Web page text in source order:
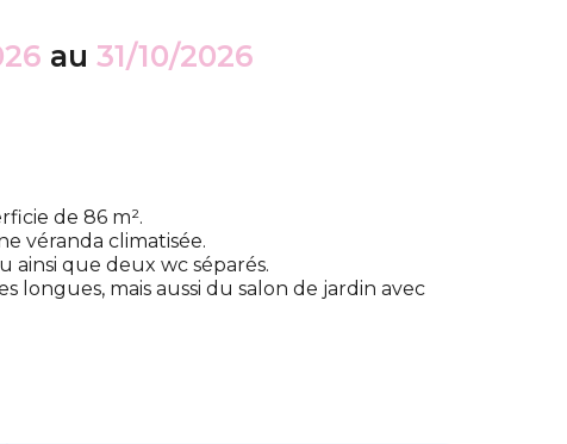
au 31/10/2026
de 86 m².
véranda climatisée.
ainsi que deux wc séparés.
longues, mais aussi du salon de jardin avec